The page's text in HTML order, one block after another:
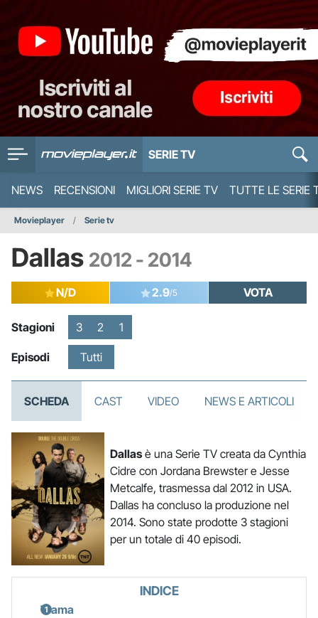
SERIE TV
NEWS RECENSIONI MIGLIORI SERIE TV TUTTE LE SERIE
Movieplayer Serie tv
Dallas 2012 - 2014
N/D 2.9/5 VOTA
Stagioni 3 2 1
Episodi Tutti
SCHEDA CAST VIDEO NEWS E ARTICOLI
Dallasè una Serie TV creata da Cynthia
Cidre con Jordana Brewster e Jesse
Metcalfe, trasmessa dal 2012 in USA.
Dallas ha concluso la produzione nel
2014. Sono state prodotte 3 stagioni
per un totale di 40 episodi.
INDICE
Trama